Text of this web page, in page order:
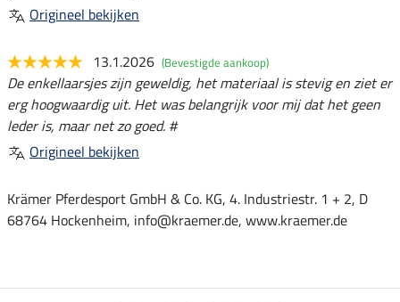
Origineel bekijken
13.1.2026 (Bevestigde aankoop)
De enkellaarsjes zijn geweldig, het materiaal is stevig en ziet er
erg hoogwaardig uit. Het was belangrijk voor mij dat het geen
leder is, maar net zo goed. #
Origineel bekijken
Krämer Pferdesport GmbH & Co. KG, 4. Industriestr. 1 + 2, D
68764 Hockenheim, info@kraemer.de, www.kraemer.de